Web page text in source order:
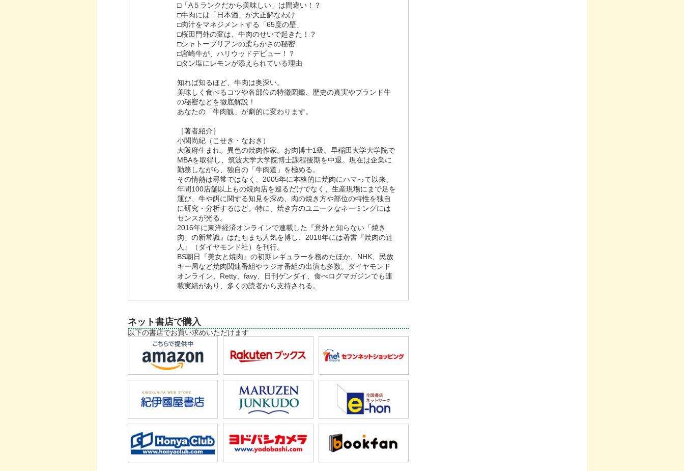
□「A５ランクだから美味しい」は間違い！？
□牛肉には「日本酒」が大正解なわけ
□肉汁をマネジメントする「65度の壁」
□桜田門外の変は、牛肉のせいで起きた！？
□シャトーブリアンの柔らかさの秘密
□宮崎牛が、ハリウッドデビュー！？
□タン塩にレモンが添えられている理由
知れば知るほど、牛肉は奥深い。
美味しく食べるコツや各部位の特徴図鑑、歴史の真実やブランド牛
の秘密などを徹底解説！
あなたの「牛肉観」が劇的に変わります。
［著者紹介］
小関尚紀（こせき・なおき）
大阪府生まれ。異色の焼肉作家。お肉博士1級。早稲田大学大学院で
MBAを取得し、筑波大学大学院博士課程後期を中退。現在は企業に
勤務しながら、独自の「牛肉道」を極める。
その情熱は尋常ではなく、2005年に本格的に焼肉にハマって以来、
年間100店舗以上もの焼肉店を巡るだけでなく、生産現場にまで足を
運び、牛や餌に関する知見を深め、肉の焼き方や部位の特性を独自
に研究・分析するほど。特に、焼き方のユニークなネーミングには
センスが光る。
2016年に東洋経済オンラインで連載した『意外と知らない「焼き
肉」の新常識』はたちまち人気を博し、2018年には著書『焼肉の達
人』（ダイヤモンド社）を刊行。
BS朝日『美女と焼肉』の初期レギュラーを務めたほか、NHK、民放
キー局など焼肉関連番組やラジオ番組の出演も多数。ダイヤモンド
オンライン、Retty、favy、日刊ゲンダイ、食べログマガジンでも連
載実績があり、多くの読者から支持される。
ネット書店で購入
以下の書店でお買い求めいただけます